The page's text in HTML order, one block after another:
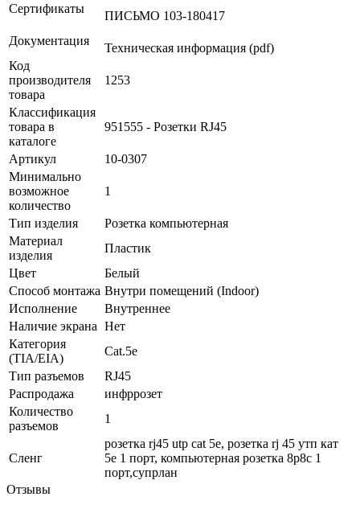
Сертификаты
ПИСЬМО 103-180417
Документация
Техническая информация (pdf)
Код
производителя
товара
1253
Классификация
товара в
каталоге
951555 - Розетки RJ45
Артикул
10-0307
Минимально
возможное
количество
1
Тип изделия
Розетка компьютерная
Материал
изделия
Пластик
Цвет
Белый
Способ монтажа Внутри помещений (Indoor)
Исполнение
Внутреннее
Наличие экрана Нет
Категория
(TIA/EIA)
Cat.5e
Тип разъемов
RJ45
Распродажа
инфррозет
Количество
разъемов
1
Сленг
розетка rj45 utp cat 5e, розетка rj 45 утп кат
5е 1 порт, компьютерная розетка 8p8c 1
порт,супрлан
Отзывы